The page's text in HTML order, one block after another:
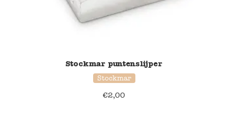
Stockmar puntenslijper
Stockmar
€2,00